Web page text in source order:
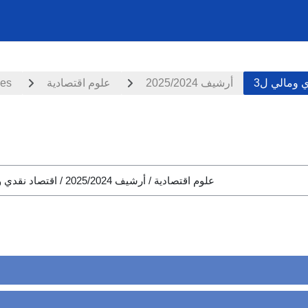
علوم اقتصادية أرشيف 2025/2024 ومالي ل3